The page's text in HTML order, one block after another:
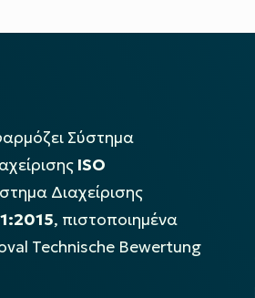
Σύστημα
ISO
Διαχείρισης
, πιστοποιημένα
Technische Bewertung